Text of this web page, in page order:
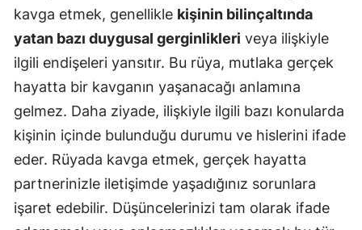
kavga etmek, genellikle kişinin bilinçaltında
yatan bazı duygusal gerginlikleri veya ilişkiyle
ilgili endişeleri yansıtır. Bu rüya, mutlaka gerçek
hayatta bir kavganın yaşanacağı anlamına
gelmez. Daha ziyade, ilişkiyle ilgili bazı konularda
kişinin içinde bulunduğu durumu ve hislerini ifade
eder. Rüyada kavga etmek, gerçek hayatta
partnerinizle iletişimde yaşadığınız sorunlara
işaret edebilir. Düşüncelerinizi tam olarak ifade